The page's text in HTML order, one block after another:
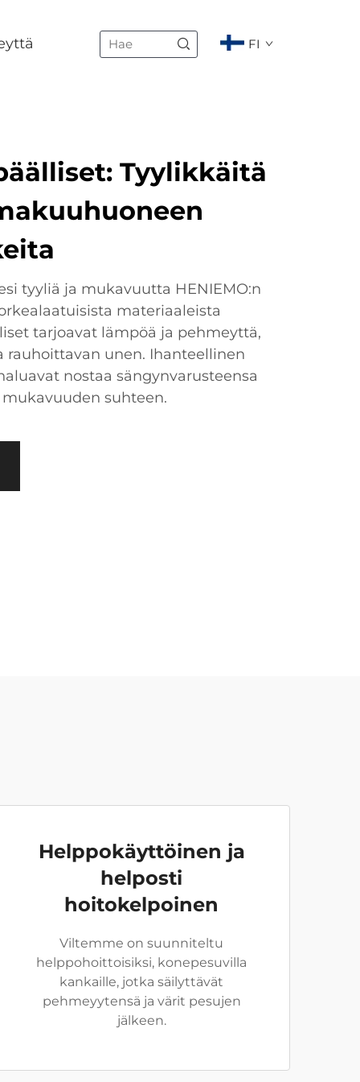
FI
Tyylikkäitä
tyyliä ja mukavuutta HENIEMO:n
materiaaleista
tarjoavat lämpöä ja pehmeyttä,
rauhoittavan unen. Ihanteellinen
nostaa sängynvarusteensa
suhteen.
Helppokäyttöinen ja
helposti
hoitokelpoinen
Viltemme on suunniteltu
helppohoittoisiksi, konepesuvilla
kankaille, jotka säilyttävät
pehmeyytensä ja värit pesujen
jälkeen.